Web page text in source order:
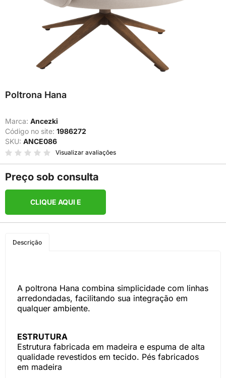
Poltrona Hana
Marca: Ancezki
Código no site: 1986272
SKU: ANCE086
Visualizar avaliações
Preço sob consulta
CLIQUE AQUI E
Descrição
A poltrona Hana combina simplicidade com linhas
arredondadas, facilitando sua integração em
qualquer ambiente.
ESTRUTURA
Estrutura fabricada em madeira e espuma de alta
qualidade revestidos em tecido. Pés fabricados
em madeira